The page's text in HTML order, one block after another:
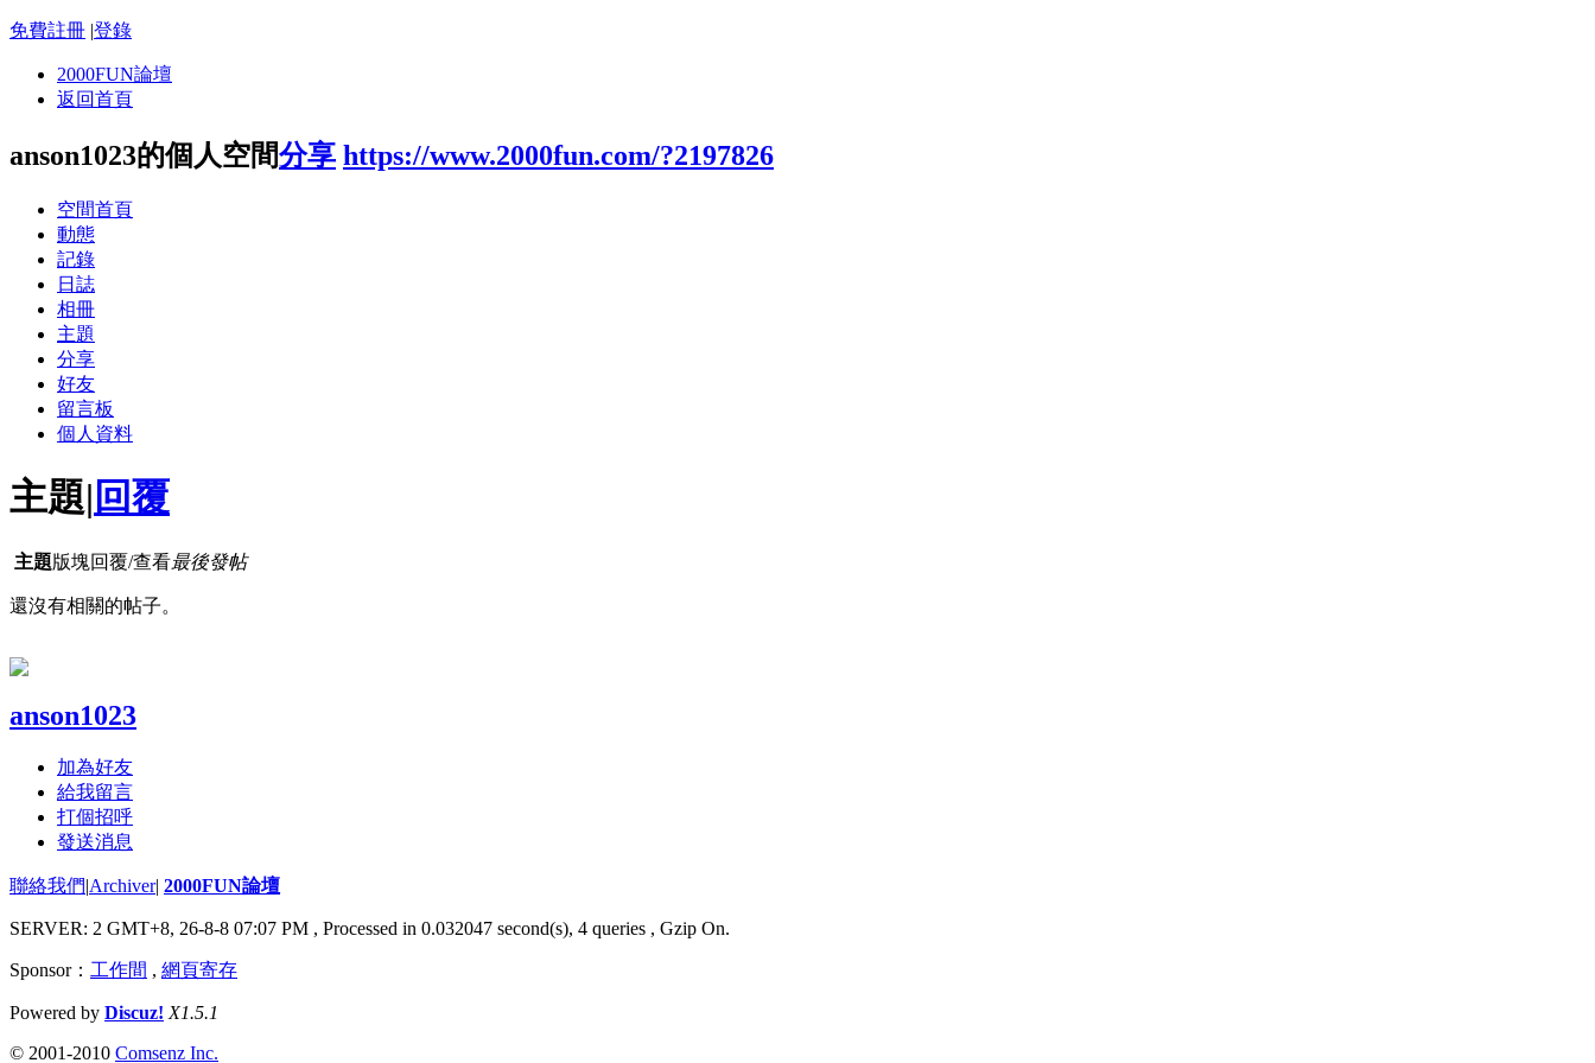
免費註冊 |登錄
2000FUN論壇
返回首頁
anson1023的個人空間分享 https://www.2000fun.com/?2197826
空間首頁
動態
記錄
日誌
相冊
主題
分享
好友
留言板
個人資料
主題| 回覆
主題版塊回覆/查看最後發帖
還沒有相關的帖子。
anson1023
加為好友
給我留言
打個招呼
發送消息
聯絡我們|Archiver| 2000FUN論壇
SERVER: 2 GMT+8, 26-8-8 07:07 PM , Processed in 0.032047 second(s), 4 queries , Gzip On.
Sponsor： 工作間 , 網頁寄存
Powered by Discuz! X1.5.1
© 2001-2010 Comsenz Inc.